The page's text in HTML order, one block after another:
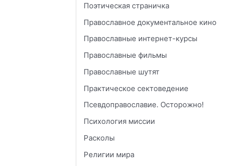
Поэтическая страничка
Православное документальное кино
Православные интернет-курсы
Православные фильмы
Православные шутят
Практическое сектоведение
Псевдоправославие. Осторожно!
Психология миссии
Расколы
Религии мира